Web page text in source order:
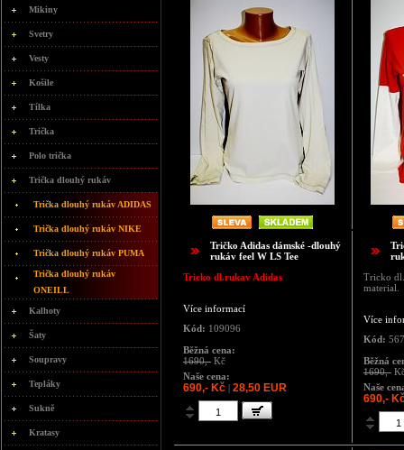
Mikiny
Svetry
Vesty
Košile
Tílka
Trička
Polo trička
Trička dlouhý rukáv
Trička dlouhý rukáv ADIDAS
Trička dlouhý rukáv NIKE
Trička dlouhý rukáv PUMA
Trička dlouhý rukáv
ONEILL
Kalhoty
Šaty
Soupravy
Tepláky
Sukně
Kratasy
Tričko Adidas dámské -dlouhý
rukáv feel W LS Tee
Tricko dl.rukav Adidas
Více informací
Kód: 109096
Běžná cena:
1690,- Kč
Naše cena:
690,- Kč | 28,50 EUR
Tricko
material.
Více
Kód:
Běžná
1690,-
Naše
690,-